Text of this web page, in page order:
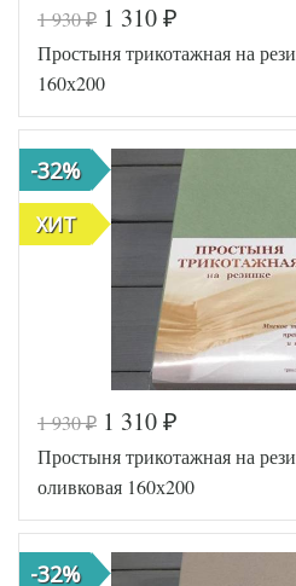
Код товара
516-412
Артикул
AL200092
5553832
Ткань
Трикотаж
Размер
простыни
160х200
(на
резинке)
1 930₽ 1 310 ₽
Простыня трикотажная на
160х200
-32%
ХИТ
1 930₽ 1 310 ₽
Простыня трикотажная на
оливковая 160х200
-32%